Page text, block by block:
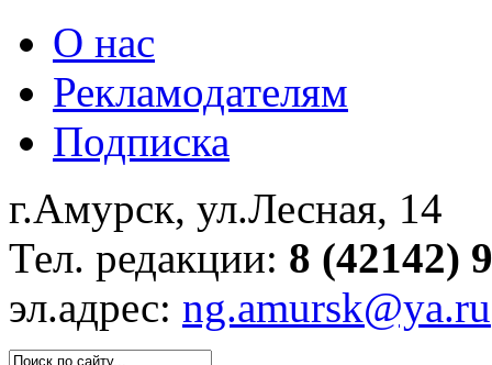
О нас
Рекламодателям
Подписка
г.Амурск, ул.Лесная, 14
Тел. редакции: 8 (42142)
эл.адрес: ng.amursk@ya.ru